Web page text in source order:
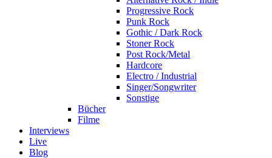
Progressive Rock
Punk Rock
Gothic / Dark Rock
Stoner Rock
Post Rock/Metal
Hardcore
Electro / Industrial
Singer/Songwriter
Sonstige
Bücher
Filme
Interviews
Live
Blog